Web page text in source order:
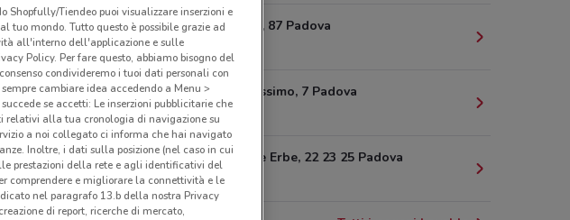
Via Rudena, 87 Padova
Via San Massimo, 7 Padova
6.5 km
Piazza Delle Erbe, 22 23 25 Padova
6.6 km
Tiendeo puoi visualizzare inserzioni e
mondo. Tutto questo è possibile grazie ad
all'interno dell'applicazione e sulle
Policy. Per fare questo, abbiamo bisogno del
condivideremo i tuoi dati personali con
cambiare idea accedendo a Menu >
se accetti: Le inserzioni pubblicitarie che
relativi alla tua cronologia di navigazione su
a noi collegato ci informa che hai navigato
Inoltre, i dati sulla posizione (nel caso in cui
prestazioni della rete e agli identificativi del
comprendere e migliorare la connettività e le
nel paragrafo 13.b della nostra Privacy
di report, ricerche di mercato,